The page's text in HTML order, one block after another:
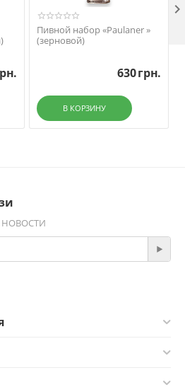
Пивной набор «Paulaner »
(зерновой)
630грн.
В КОРЗИНУ
